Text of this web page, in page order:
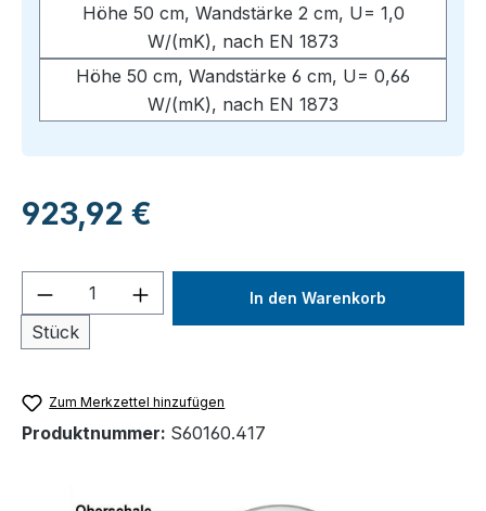
Höhe 50 cm, Wandstärke 2 cm, U= 1,0
W/(mK), nach EN 1873
Höhe 50 cm, Wandstärke 6 cm, U= 0,66
W/(mK), nach EN 1873
Regulärer Preis:
923,92 €
Produkt Anzahl: Gib den
Stück
In den Warenkorb
Zum Merkzettel hinzufügen
Produktnummer: S60160.417